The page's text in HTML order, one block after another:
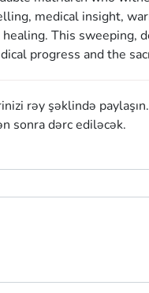
medical insight,
This sweeping,
progress and the
rəy şəklində paylaşın.
sonra dərc ediləcək.